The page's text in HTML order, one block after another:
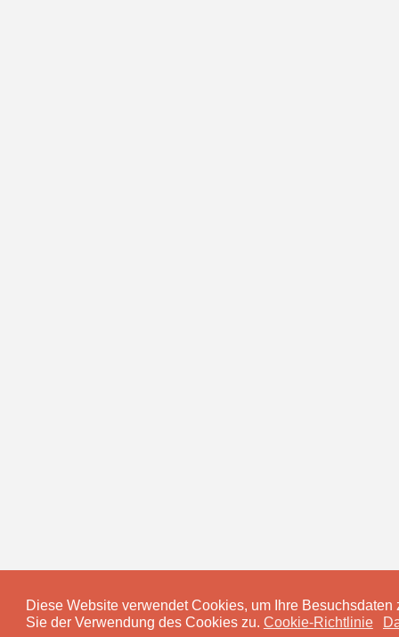
Diese Website verwendet Cookies, um Ihre
Sie der Verwendung des Cookies zu. Cookie-Richtlinie